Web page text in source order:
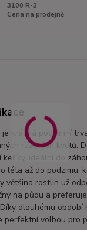
3100 R-3
Cena na prodejně
krásná podzimní
růžových květů.
keříky, ideální do
léta až do podzimu,
většina rostlin už
na půdu a
dlouhému období
perfektní volbou pro